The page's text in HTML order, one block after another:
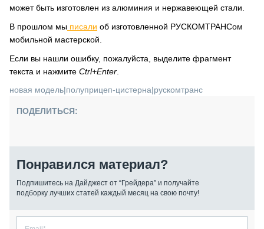
может быть изготовлен из алюминия и нержавеющей стали.
В прошлом мы писали об изготовленной РУСКОМТРАНСом
мобильной мастерской.
Если вы нашли ошибку, пожалуйста, выделите фрагмент
текста и нажмите Ctrl+Enter
новая модель|полуприцеп-цистерна|рускомтранс
ПОДЕЛИТЬСЯ:
Понравился материал?
Подпишитесь на Дайджест от “Грейдера” и получайте
подборку лучших статей каждый месяц на свою почту!